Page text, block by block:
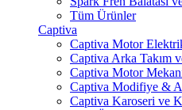
Tüm Ürünler
Captiva
Captiva Motor
Captiva Arka Takım
Captiva Motor
Captiva Modifiye &
Captiva Karoseri ve